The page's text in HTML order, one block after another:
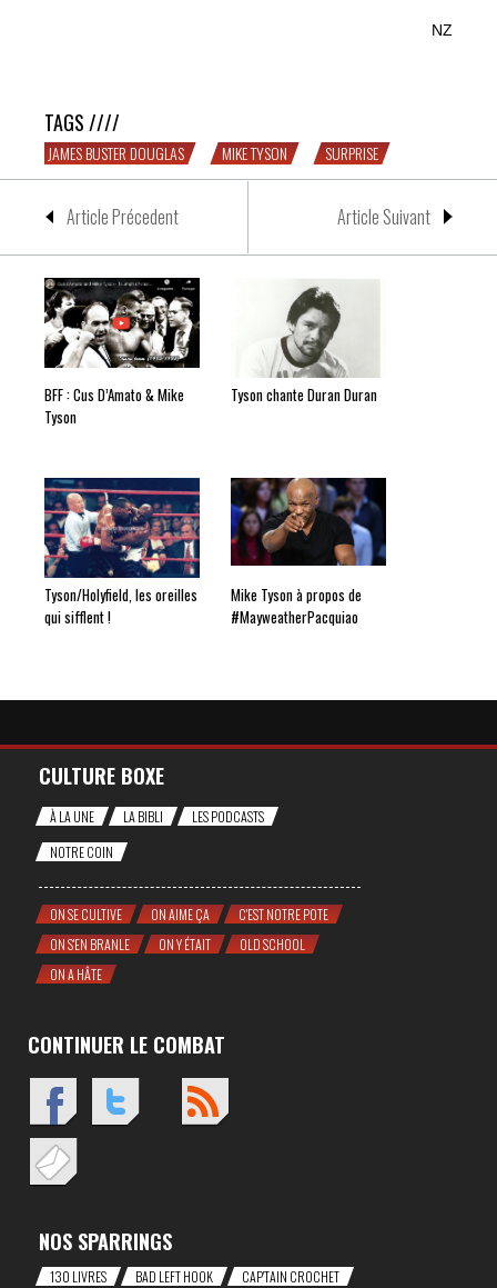
NZ
TAGS ////
JAMES BUSTER DOUGLAS MIKE TYSON SURPRISE
Article Précedent Article Suivant
BFF : Cus D’Amato & Mike
Tyson
Tyson chante Duran Duran
Tyson/Holyfield, les oreilles
qui sifflent !
Mike Tyson à propos de
#MayweatherPacquiao
CULTURE BOXE
À LA UNE LA BIBLI
LES PODCASTS
NOTRE COIN
ON SE CULTIVE ON AIME ÇA
C'EST NOTRE POTE
ON S'EN BRANLE
ON Y ÉTAIT
OLD SCHOOL
ON A HÂTE
CONTINUER LE COMBAT
NOS SPARRINGS
130 LIVRES BAD LEFT HOOK CAP'TAIN CROCHET